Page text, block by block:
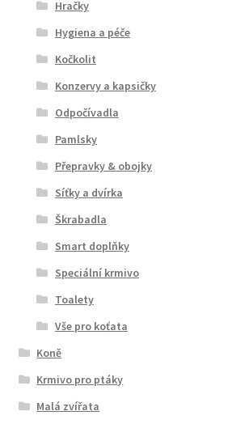
Hračky
Hygiena a péče
Kočkolit
Konzervy a kapsičky
Odpočívadla
Pamlsky
Přepravky & obojky
Síťky a dvírka
Škrabadla
Smart doplňky
Speciální krmivo
Toalety
Vše pro koťata
Koně
Krmivo pro ptáky
Malá zvířata